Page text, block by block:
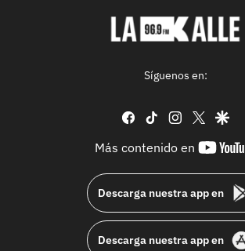
Síguenos en:
facebook
tiktok instagram
twitter
Más contenido en
Descarga nuestra app en
Descarga nuestra app en